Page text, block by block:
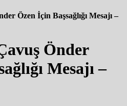
Özen İçin Başsağlığı Mesajı –
Önder
Mesajı –